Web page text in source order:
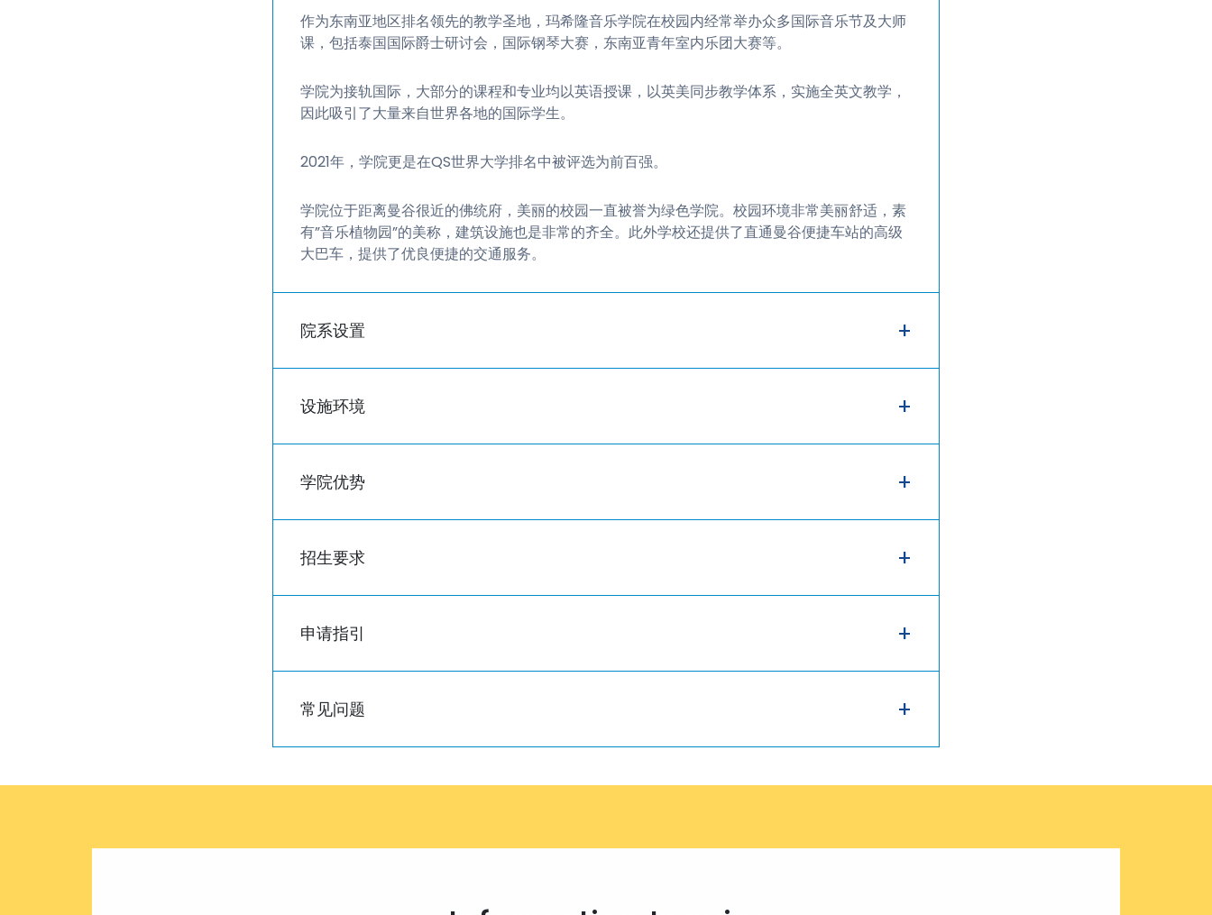
作为东南亚地区排名领先的教学圣地，玛希隆音乐学院在校园内经常举办众多国际音乐节及大师
课，包括泰国国际爵士研讨会，国际钢琴大赛，东南亚青年室内乐团大赛等。
学院为接轨国际，大部分的课程和专业均以英语授课，以英美同步教学体系，实施全英文教学，
因此吸引了大量来自世界各地的国际学生。
2021年，学院更是在QS世界大学排名中被评选为前百强。
学院位于距离曼谷很近的佛统府，美丽的校园一直被誉为绿色学院。校园环境非常美丽舒适，素
有”音乐植物园”的美称，建筑设施也是非常的齐全。此外学校还提供了直通曼谷便捷车站的高级
大巴车，提供了优良便捷的交通服务。
院系设置
设施环境
学院优势
招生要求
申请指引
常见问题